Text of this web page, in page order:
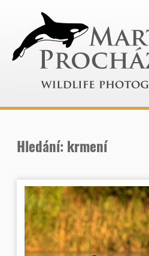
Hledání: krmení